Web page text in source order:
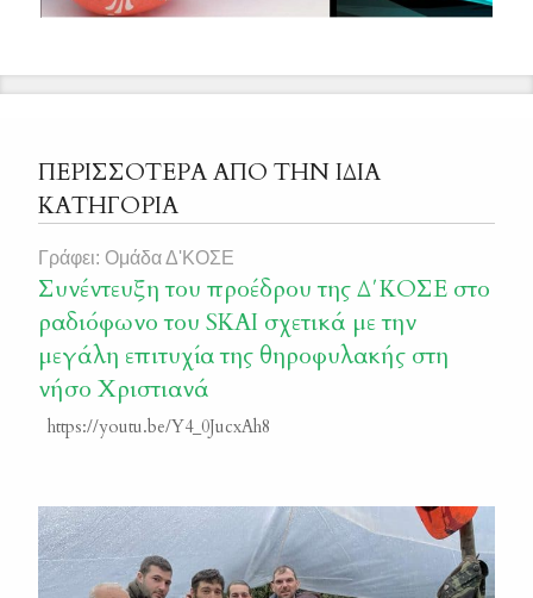
ΠΕΡΙΣΣΟΤΕΡΑ ΑΠΟ ΤΗΝ ΙΔΙΑ
ΚΑΤΗΓΟΡΙΑ
Γράφει: Ομάδα Δ'ΚΟΣΕ
Συνέντευξη του προέδρου της Δ΄ΚΟΣΕ στο
ραδιόφωνο του SKAI σχετικά με την
μεγάλη επιτυχία της θηροφυλακής στη
νήσο Χριστιανά
https://youtu.be/Y4_0JucxAh8